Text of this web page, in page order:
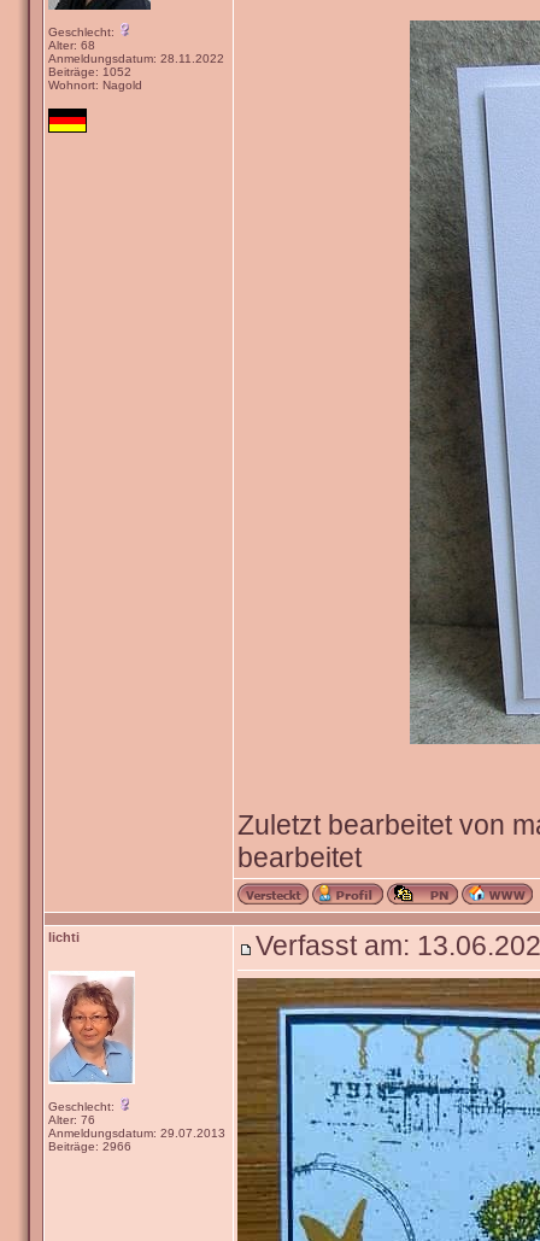
Geschlecht:
Alter: 68
Anmeldungsdatum: 28.11.2022
Beiträge: 1052
Wohnort: Nagold
Zuletzt bearbeitet von
bearbeitet
lichti
Geschlecht:
Alter: 76
Anmeldungsdatum: 29.07.2013
Beiträge: 2966
Verfasst am: